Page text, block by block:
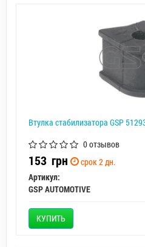
Втулка стабилизатора GSP
0 отзывов
153 грн
срок 2 дн.
Артикул:
GSP AUTOMOTIVE
КУПИТЬ